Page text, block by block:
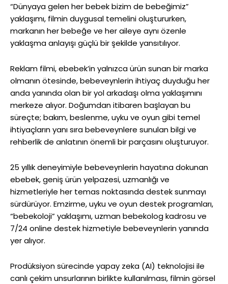
“Dünyaya gelen her bebek bizim de bebeğimiz”
yaklaşımı, filmin duygusal temelini oluştururken,
markanın her bebeğe ve her aileye aynı özenle
yaklaşma anlayışı güçlü bir şekilde yansıtılıyor.
Reklam filmi, ebebek’in yalnızca ürün sunan bir marka
olmanın ötesinde, bebeveynlerin ihtiyaç duyduğu her
anda yanında olan bir yol arkadaşı olma yaklaşımını
merkeze alıyor. Doğumdan itibaren başlayan bu
süreçte; bakım, beslenme, uyku ve oyun gibi temel
ihtiyaçların yanı sıra bebeveynlere sunulan bilgi ve
rehberlik de anlatının önemli bir parçasını oluşturuyor.
25 yıllık deneyimiyle bebeveynlerin hayatına dokunan
ebebek, geniş ürün yelpazesi, uzmanlığı ve
hizmetleriyle her temas noktasında destek sunmayı
sürdürüyor. Emzirme, uyku ve oyun destek programları,
“bebekoloji” yaklaşımı, uzman bebekolog kadrosu ve
7/24 online destek hizmetiyle bebeveynlerin yanında
yer alıyor.
Prodüksiyon sürecinde yapay zeka (AI) teknolojisi ile
canlı çekim unsurlarının birlikte kullanılması, filmin görsel